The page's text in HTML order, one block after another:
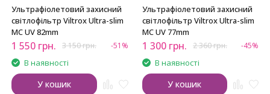
Ультрафіолетовий захисний
світлофільтр Viltrox Ultra-slim
MC UV 82mm
1 550 грн. 3 150грн. -51%
В наявності
У кошик
Ультрафіолетовий захисний
світлофільтр Viltrox Ultra-slim
MC UV 77mm
1 300 грн. 2 360грн. -45%
В наявності
У кошик